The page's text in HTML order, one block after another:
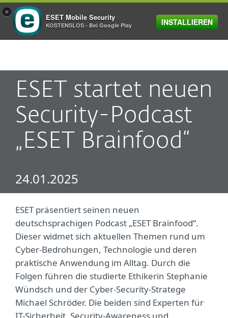
MENU
ESET startet neuen
Security-Podcast
„ESET Brainfood“
24.01.2025
ESET präsentiert seinen neuen
deutschsprachigen Podcast „ESET Brainfood“.
Dieser widmet sich aktuellen Themen rund um
Cyber-Bedrohungen, Technologie und deren
praktische Anwendung im Alltag. Durch die
Folgen führen die studierte Ethikerin Stephanie
Wündsch und der Cyber-Security-Stratege
Michael Schröder. Die beiden sind Experten für
×
ESET Mobile Security
KOSTENSLOS - Bei Google Play INSTALLIEREN